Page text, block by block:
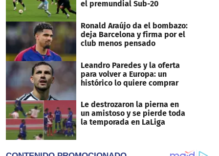
el premundial Sub-20
Ronald Araújo da el bombazo:
deja Barcelona y firma por el
club menos pensado
Leandro Paredes y la oferta
para volver a Europa: un
histórico lo quiere comprar
Le destrozaron la pierna en
un amistoso y se pierde toda
la temporada en LaLiga